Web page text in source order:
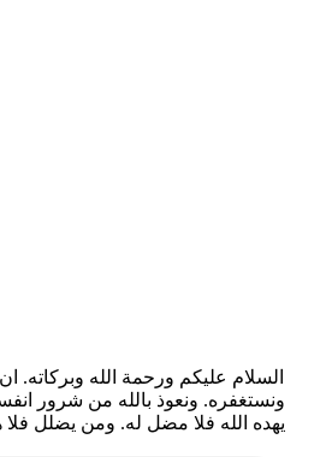
السلام عليكم ورحمة الله وبركاته.
ونستغفره. ونعوذ بالله من شرور
يهده الله فلا مضل له. ومن يضلل فلا